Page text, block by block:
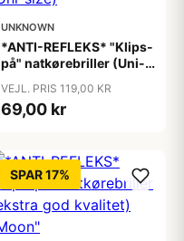
UNKNOWN
*ANTI-REFLEKS* "Klips-
på" natkørebriller (Uni-
VEJL. PRIS 119,00 KR
69,00 kr
SPAR 17%